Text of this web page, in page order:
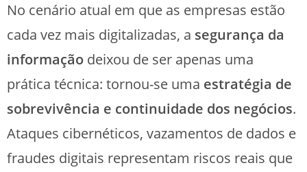
No cenário atual em que as empresas estão
cada vez mais digitalizadas, a segurança da
informação deixou de ser apenas uma
prática técnica: tornou-se uma estratégia de
sobrevivência e continuidade dos negócios.
Ataques cibernéticos, vazamentos de dados e
fraudes digitais representam riscos reais que